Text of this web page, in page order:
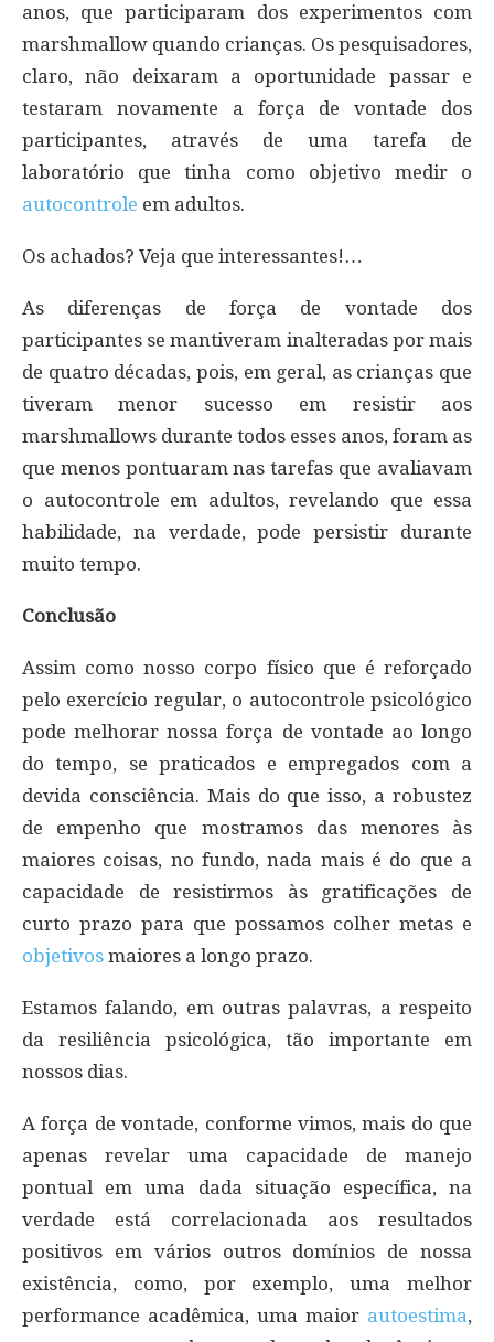
anos, que participaram dos experimentos com
marshmallow quando crianças. Os pesquisadores,
claro, não deixaram a oportunidade passar e
testaram novamente a força de vontade dos
participantes, através de uma tarefa de
laboratório que tinha como objetivo medir o
autocontrole em adultos.
Os achados? Veja que interessantes!…
As diferenças de força de vontade dos
participantes se mantiveram inalteradas por mais
de quatro décadas, pois, em geral, as crianças que
tiveram menor sucesso em resistir aos
marshmallows durante todos esses anos, foram as
que menos pontuaram nas tarefas que avaliavam
o autocontrole em adultos, revelando que essa
habilidade, na verdade, pode persistir durante
muito tempo.
Conclusão
Assim como nosso corpo físico que é reforçado
pelo exercício regular, o autocontrole psicológico
pode melhorar nossa força de vontade ao longo
do tempo, se praticados e empregados com a
devida consciência. Mais do que isso, a robustez
de empenho que mostramos das menores às
maiores coisas, no fundo, nada mais é do que a
capacidade de resistirmos às gratificações de
curto prazo para que possamos colher metas e
objetivos maiores a longo prazo.
Estamos falando, em outras palavras, a respeito
da resiliência psicológica, tão importante em
nossos dias.
A força de vontade, conforme vimos, mais do que
apenas revelar uma capacidade de manejo
pontual em uma dada situação específica, na
verdade está correlacionada aos resultados
positivos em vários outros domínios de nossa
existência, como, por exemplo, uma melhor
performance acadêmica, uma maior autoestima,